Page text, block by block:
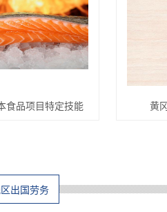
食品项目特定技能 黄
出国劳务